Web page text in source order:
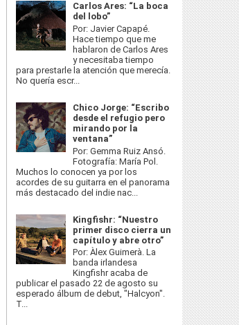
Carlos Ares: “La boca
del lobo”
Por: Javier Capapé.
Hace tiempo que me
hablaron de Carlos Ares
y necesitaba tiempo
para prestarle la atención que merecía.
No quería escr...
Chico Jorge: “Escribo
desde el refugio pero
mirando por la
ventana”
Por: Gemma Ruiz Ansó.
Fotografía: María Pol.
Muchos lo conocen ya por los
acordes de su guitarra en el panorama
más destacado del indie nac...
Kingfishr: “Nuestro
primer disco cierra un
capítulo y abre otro”
Por: Àlex Guimerà. La
banda irlandesa
Kingfishr acaba de
publicar el pasado 22 de agosto su
esperado álbum de debut, "Halcyon".
T...